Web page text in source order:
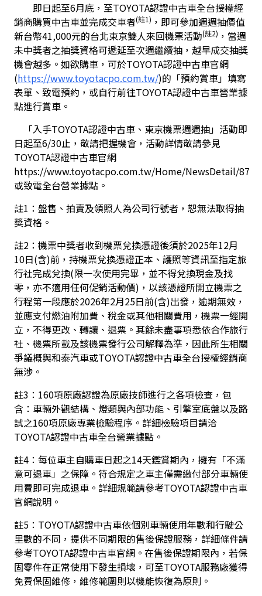
即日起至6月底，至TOYOTA認證中古車全台授權經
銷商購買中古車並完成交車者(註1) ，即可參加週週抽價值
新台幣41,000元的台北東京雙人來回機票活動(註2) ，當週
未中獎者之抽獎資格可遞延至次週繼續抽，越早成交抽獎
機會越多。如欲購車 ，可於TOYOTA認證中古車官網
(https://www.toyotacpo.com.tw/)的「預約賞車」填寫
表單、 致電預約，或自行前往TOYOTA認證中古車營業據
點進行賞車。
日起至6/30止，敬請把握機會，活動詳情敬請參見
TOYOTA認證中古車官網
https://www.toyotacpo.com.tw/Home/NewsDetail/87
或致電全台營業據點。
註1：盤售、拍賣及領照人為公司行號者，恕無法取得抽
獎資格。
註2：機票中獎者收到機票兌換憑證後須於2025年12月
10日(含)前，持機票兌換憑證正本、護照等資訊至指定旅
行社完成兌換(限一次使用完畢，並不得兌換現金及找
零，亦不適用任何促銷活動價)，以該憑證所開立機票之
行程第一段應於2026年2月25日前(含)出發，逾期無效，
並應支付燃油附加費、稅金或其他相關費用，機票一經開
立，不得更改、轉讓、退票。其餘未盡事項悉依合作旅行
社、機票所載及該機票發行公司解釋為準，因此所生相關
爭議概與和泰汽車或TOYOTA認證中古車全台授權經銷商
無涉。
註3：160項原廠認證為原廠技師進行之各項檢查，包
含：車輛外觀結構、燈類與內部功能、引擎室底盤以及路
試之160項原廠專業檢驗程序。詳細檢驗項目請洽
TOYOTA認證中古車全台營業據點。
註4：每位車主自購車日起之14天鑑賞期內，擁有「不滿
意可退車」之保障。符合規定之車主僅需繳付部分車輛使
用費即可完成退車。詳細規範請參考TOYOTA認證中古車
官網說明。
註5：TOYOTA認證中古車依個別車輛使用年數和行駛公
里數的不同，提供不同期限的售後保證服務，詳細條件請
參考TOYOTA認證中古車官網。在售後保證期限內，若保
固零件在正常使用下發生損壞，可至TOYOTA服務廠獲得
免費保固維修，維修範圍則以機能恢復為原則。